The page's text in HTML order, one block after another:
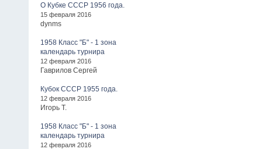
О Кубке СССР 1956 года.
15 февраля 2016
dynms
1958 Класс "Б" - 1 зона
календарь турнира
12 февраля 2016
Гаврилов Сергей
Кубок СССР 1955 года.
12 февраля 2016
Игорь Т.
1958 Класс "Б" - 1 зона
календарь турнира
12 февраля 2016